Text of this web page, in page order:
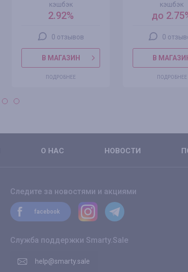
кэшбэк
2.92%
0 отзывов
В МАГАЗИН
ПОДРОБНЕЕ
кэшбэк
до
0
В
ПОДРОБНЕЕ
О НАС НОВОСТИ
Следите за новостями и акциями
facebook
Служба поддержки Smarty.Sale
help@smarty.sale